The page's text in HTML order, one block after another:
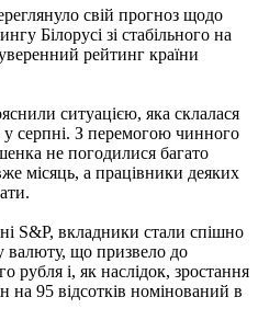
свій прогноз щодо
Білорусі зі стабільного на
рейтинг країни
ситуацією, яка склалася
у серпні. З перемогою чинного
не погодилися багато
місяць, а працівники деяких
S&P, вкладники стали спішно
валюту, що призвело до
рубля і, як наслідок, зростання
на 95 відсотків номінований в